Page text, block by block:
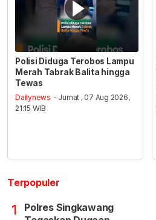
Polisi Diduga Terobos Lampu
Merah Tabrak Balita hingga
Tewas
Dailynews - Jumat , 07 Aug 2026,
21:15 WIB
Terpopuler
1
Polres Singkawang